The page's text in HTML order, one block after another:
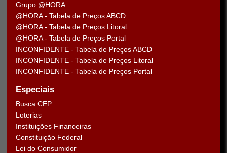
Grupo @HORA
@HORA - Tabela de Preços ABCD
@HORA - Tabela de Preços Litoral
@HORA - Tabela de Preços Portal
INCONFIDENTE - Tabela de Preços ABCD
INCONFIDENTE - Tabela de Preços Litoral
INCONFIDENTE - Tabela de Preços Portal
Especiais
Busca CEP
Loterias
Instituições Financeiras
Constituição Federal
Lei do Consumidor